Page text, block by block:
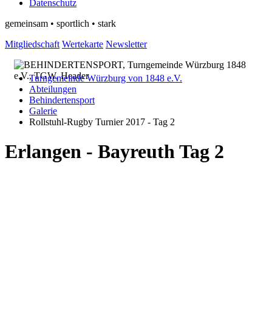
Datenschutz
gemeinsam • sportlich • stark
Mitgliedschaft Wertekarte Newsletter
Turngemeinde Würzburg von 1848 e.V.
Abteilungen
Behindertensport
Galerie
Rollstuhl-Rugby Turnier 2017 - Tag 2
Erlangen - Bayreuth Tag 2